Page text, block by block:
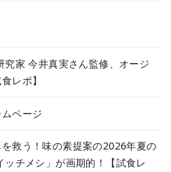
家 今井真実さん監修、オージ
レポ】
ページ
救う！味の素提案の2026年夏の
チメシ」が画期的！【試食レ